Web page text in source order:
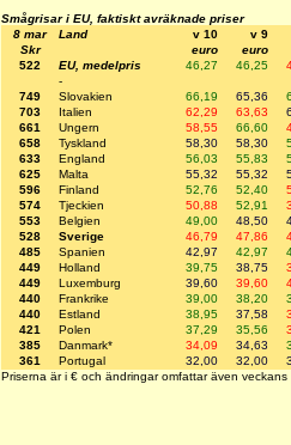
Smågrisar i EU, faktiskt avräknade priser
8 mar
Land v 10
v 9
Skr
euro
euro
522
EU, medelpris 46,27 46,25
-
749
Slovakien 66,19 65,36
703
Italien 62,29 63,63
661
Ungern 58,55 66,60
658
Tyskland 58,30 58,30
633
England 56,03 55,83
625
Malta 55,32 55,32
596
Finland 52,76 52,40
574
Tjeckien 50,88 52,91
553
Belgien 49,00 48,50
528
Sverige 46,79 47,86
485
Spanien 42,97 42,97
449
Holland 39,75 38,75
449
Luxemburg 39,60 39,60
440
Frankrike 39,00 38,20
440
Estland 38,95 37,58
421
Polen 37,29 35,56
385
Danmark* 34,09 34,63
361
Portugal 32,00 32,00
Priserna är i € och ändringar omfattar även veckans